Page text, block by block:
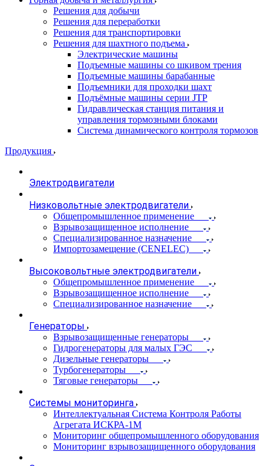
Решения для добычи
Решения для переработки
Решения для транспортировки
Решения для шахтного подъема
Электрические машины
Подъемные машины со шкивом трения
Подъемные машины барабанные
Подъемники для проходки шахт
Подъёмные машины серии JTP
Гидравлическая станция питания и
управления тормозными блоками
Система динамического контроля тормозов
Продукция
Электродвигатели
Низковольтные электродвигатели
Общепромышленное применение
Взрывозащищенное исполнение
Специализированное назначение
Импортозамещение (CENELEC)
Высоковольтные электродвигатели
Общепромышленное применение
Взрывозащищенное исполнение
Специализированное назначение
Генераторы
Взрывозащищенные генераторы
Гидрогенераторы для малых ГЭС
Дизельные генераторы
Турбогенераторы
Тяговые генераторы
Системы мониторинга
Интеллектуальная Система Контроля Работы
Агрегата ИСКРА-1М
Мониторинг общепромышленного оборудования
Мониторинг взрывозащищенного оборудования